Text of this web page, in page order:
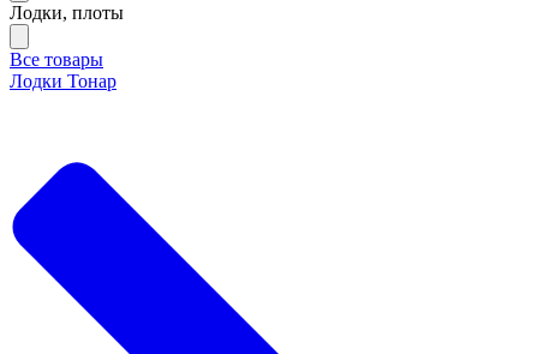
Лодки, плоты
Все товары
Лодки Тонар